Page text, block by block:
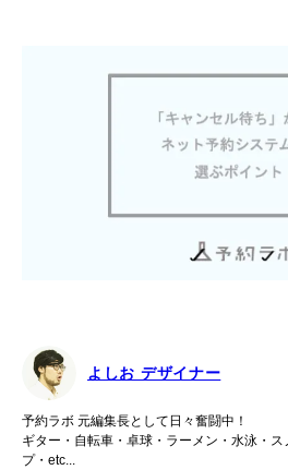
よしお デザイナー
予約ラボ 元編集長として日々奮闘中！
ギター・自転車・卓球・ラーメン・水泳・
プ・etc...